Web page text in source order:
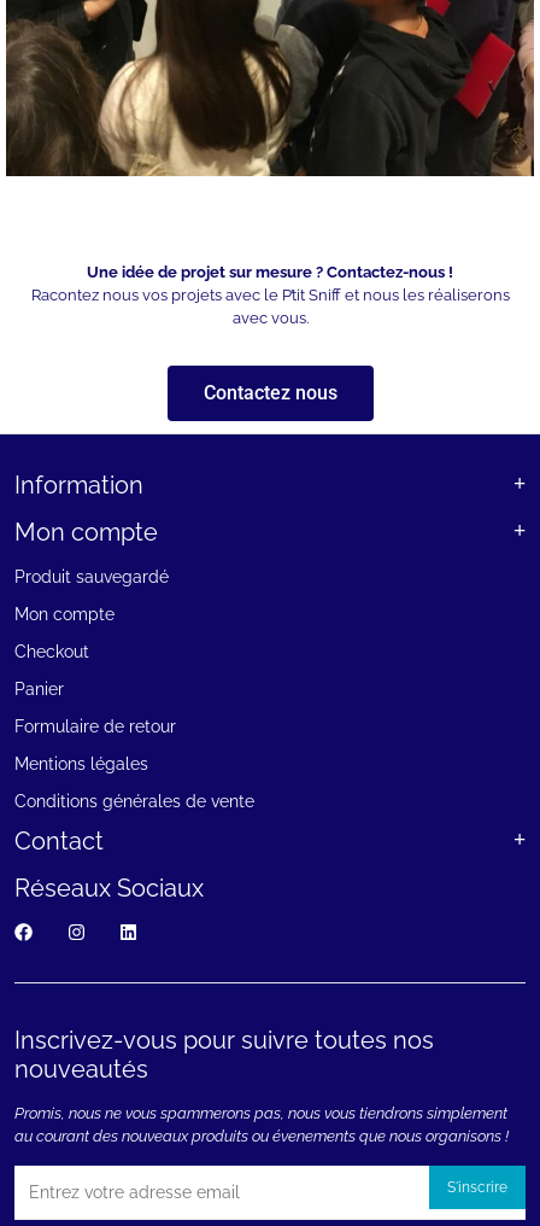
Une idée de projet sur mesure ? Contactez-nous !
Racontez nous vos projets avec le P’tit Sniff et nous les réaliserons
avec vous.
Contactez nous
Information
Mon compte
Produit sauvegardé
Mon compte
Checkout
Panier
Formulaire de retour
Mentions légales
Conditions générales de vente
Contact
Réseaux Sociaux
Inscrivez-vous pour suivre toutes nos
nouveautés
Promis, nous ne vous spammerons pas, nous vous tiendrons simplement
au courant des nouveaux produits ou évenements que nous organisons !